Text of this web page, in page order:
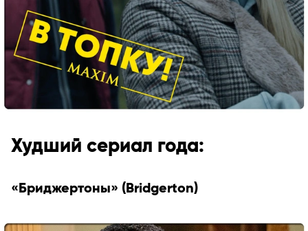
Худший сериал года:
«Бриджертоны» (Bridgerton)